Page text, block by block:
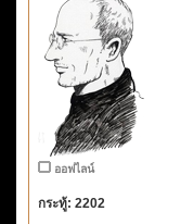
ออฟไลน์
กระทู้: 2202